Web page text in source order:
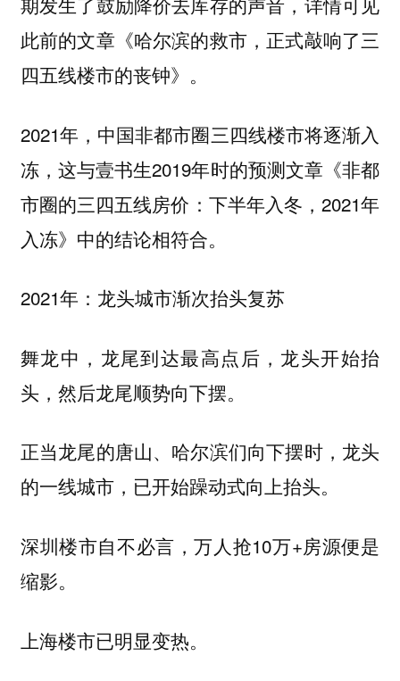
此前的文章《哈尔滨的救市，正式敲响了三
四五线楼市的丧钟》。
2021年，中国非都市圈三四线楼市将逐渐入
冻，这与壹书生2019年时的预测文章《非都
市圈的三四五线房价：下半年入冬，2021年
入冻》中的结论相符合。
2021年：龙头城市渐次抬头复苏
舞龙中，龙尾到达最高点后，龙头开始抬
头，然后龙尾顺势向下摆。
正当龙尾的唐山、哈尔滨们向下摆时，龙头
的一线城市，已开始躁动式向上抬头。
深圳楼市自不必言，万人抢10万+房源便是
缩影。
上海楼市已明显变热。